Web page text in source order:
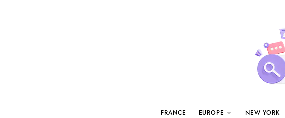
FRANCE EUROPE NEW YORK